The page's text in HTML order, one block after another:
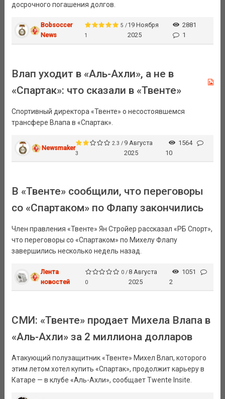
досрочного погашения долгов.
Bobsoccer
News
5 /
1
19 Ноября
2025
2881
1
Влап уходит в «Аль-Ахли», а не в
«Спартак»: что сказали в «Твенте»
Спортивный директора «Твенте» о несостоявшемся
трансфере Влапа в «Спартак».
Newsmaker
2.3 /
3
9 Августа
2025
1564
10
В «Твенте» сообщили, что переговоры
со «Спартаком» по Флапу закончились
Член правления «Твенте» Ян Стройер рассказал «РБ Спорт»,
что переговоры со «Спартаком» по Михелу Флапу
завершились несколько недель назад.
Лента
новостей
0 /
0
8 Августа
2025
1051
2
СМИ: «Твенте» продает Михела Влапа в
«Аль-Ахли» за 2 миллиона долларов
Атакующий полузащитник «Твенте» Михел Влап, которого
этим летом хотел купить «Спартак», продолжит карьеру в
Катаре — в клубе «Аль-Ахли», сообщает Twente Insite.